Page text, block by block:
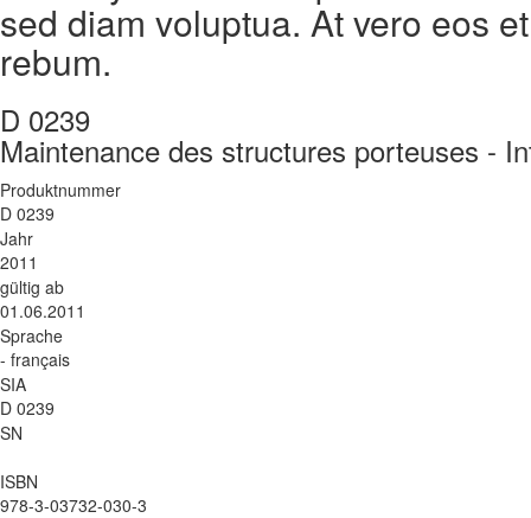
sed diam voluptua. At vero eos
rebum.
D 0239
Maintenance des structures porteuses -
Produktnummer
D 0239
Jahr
2011
gültig ab
01.06.2011
Sprache
- français
SIA
D 0239
SN
ISBN
978-3-03732-030-3